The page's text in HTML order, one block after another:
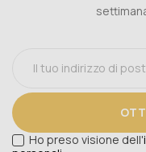
Ho preso visione dell'